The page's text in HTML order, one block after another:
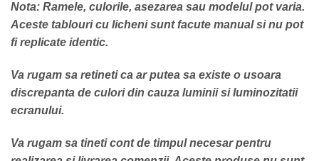
Nota: Ramele, culorile, asezarea sau modelul pot varia.
Aceste tablouri cu licheni sunt facute manual si nu pot
fi replicate identic.
Va rugam sa retineti ca ar putea sa existe o usoara
discrepanta de culori din cauza luminii si luminozitatii
ecranului.
Va rugam sa tineti cont de timpul necesar pentru